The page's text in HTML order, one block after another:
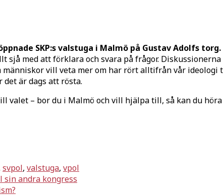
SKP:s valstuga i Malmö på Gustav Adolfs torg.
sjå med att förklara och svara på frågor.
människor vill veta mer om har rört alltifrån vår
är dags att rösta.
valet – bor du i Malmö och vill hjälpa till, så kan du
svpol, valstuga, vpol
sin andra kongress